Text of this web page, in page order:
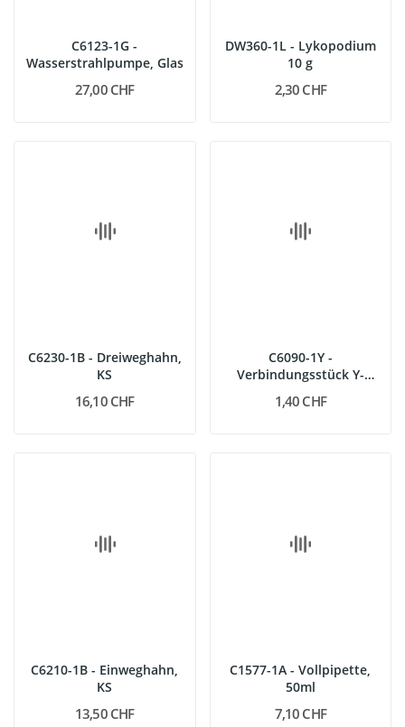
C6123-1G -
Wasserstrahlpumpe, Glas
27,00 CHF
DW360-1L - Lykopodium
10 g
2,30 CHF
C6230-1B - Dreiweghahn,
KS
16,10 CHF
C6090-1Y -
Verbindungsstück Y-
1,40 CHF
C6210-1B - Einweghahn,
KS
13,50 CHF
C1577-1A - Vollpipette,
50ml
7,10 CHF